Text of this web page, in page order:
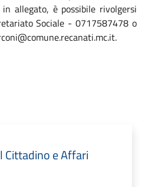
allegato, è possibile rivolgersi
Sociale - 0717587478 o
Cittadino e Affari